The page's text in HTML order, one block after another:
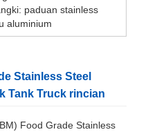
paduan stainless
aluminium
Stainless Steel
Tank Truck rincian
Food Grade Stainless